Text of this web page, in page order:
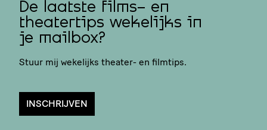
De laatste films- en
theatertips wekelijks in
je mailbox?
Stuur mij wekelijks theater- en filmtips.
INSCHRIJVEN